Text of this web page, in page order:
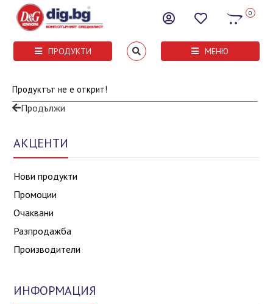
0
ПРОДУКТИ МЕНЮ
Продуктът не е открит!
Продължи
АКЦЕНТИ
Нови продукти
Промоции
Очаквани
Разпродажба
Производители
ИНФОРМАЦИЯ